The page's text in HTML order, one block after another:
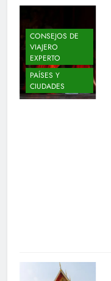
CONSEJOS DE
VIAJERO
EXPERTO
PAÍSES Y
CIUDADES